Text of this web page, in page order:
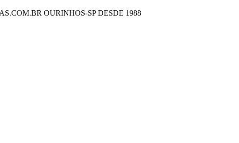
OURINHOS-SP DESDE 1988